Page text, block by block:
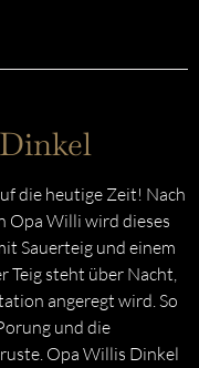
die heutige Zeit! Nach
Opa Willi wird dieses
Sauerteig und einem
Teig steht über Nacht,
angeregt wird. So
und die
Opa Willis Dinkel